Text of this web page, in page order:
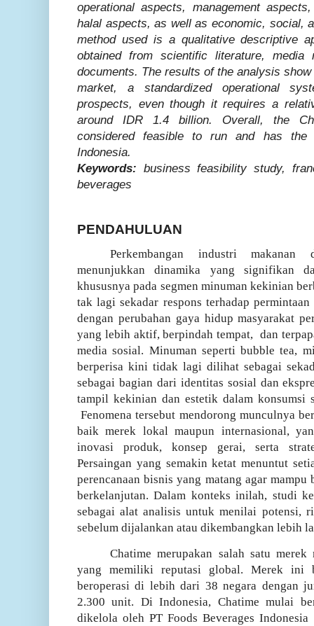
operational aspects, management
halal aspects, as well as economic, social,
method used is a qualitative descriptive
obtained from scientific literature, media
documents. The results of the analysis
market, a standardized operational
prospects, even though it requires a
around IDR 1.4 billion. Overall, the
considered feasible to run and has the
Indonesia.
Keywords: business feasibility study,
beverages
PENDAHULUAN
Perkembangan industri
menunjukkan dinamika yang signifikan
khususnya pada segmen minuman kekinian
tak lagi sekadar respons terhadap
dengan perubahan gaya hidup masyarakat
yang lebih aktif, berpindah tempat, dan
media sosial. Minuman seperti bubble tea,
berperisa kini tidak lagi dilihat sebagai
sebagai bagian dari identitas sosial dan
tampil kekinian dan estetik dalam konsumsi
Fenomena tersebut mendorong munculnya
baik merek lokal maupun internasional,
inovasi produk, konsep gerai, serta
Persaingan yang semakin ketat menuntut
perencanaan bisnis yang matang agar mampu
berkelanjutan. Dalam konteks inilah, studi
sebagai alat analisis untuk menilai potensi,
sebelum dijalankan atau dikembangkan lebih
Chatime merupakan salah satu
yang memiliki reputasi global. Merek ini
beroperasi di lebih dari 38 negara dengan
2.300 unit. Di Indonesia, Chatime mulai
dikelola oleh PT Foods Beverages